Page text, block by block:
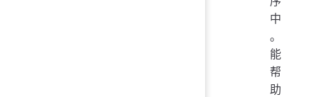
中
。
能
帮
助